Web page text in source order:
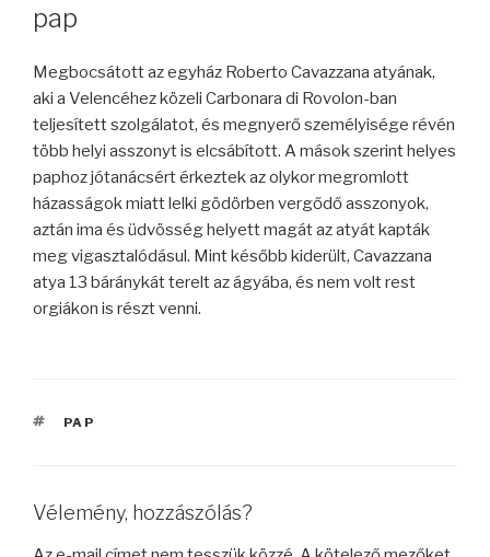
pap
Megbocsátott az egyház Roberto Cavazzana atyának,
aki a Velencéhez közeli Carbonara di Rovolon-ban
teljesített szolgálatot, és megnyerő személyisége révén
több helyi asszonyt is elcsábított. A mások szerint helyes
paphoz jótanácsért érkeztek az olykor megromlott
házasságok miatt lelki gödörben vergődő asszonyok,
aztán ima és üdvösség helyett magát az atyát kapták
meg vigasztalódásul. Mint később kiderült, Cavazzana
atya 13 báránykát terelt az ágyába, és nem volt rest
orgiákon is részt venni.
CÍMKÉK
PAP
Vélemény, hozzászólás?